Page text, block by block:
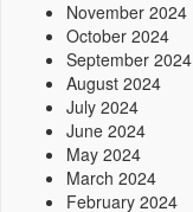
November 2024
October 2024
September 2024
August 2024
July 2024
June 2024
May 2024
March 2024
February 2024